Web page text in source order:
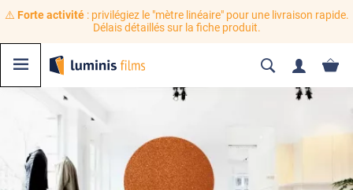
⚠️ Forte activité: privilégiez le "mètre linéaire" pour une livraison rapide.
Délais détaillés sur la fiche produit.